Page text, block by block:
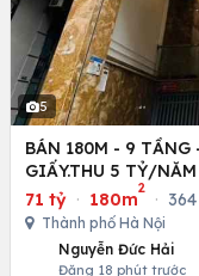
5
BÁN 180M - 9 TẦNG
GIẤY.THU 5 TỶ/NĂM
71 tỷ · 180m
2
·
Thành phố Hà Nội
Nguyễn Đức Hải
Đăng 18 phút trước